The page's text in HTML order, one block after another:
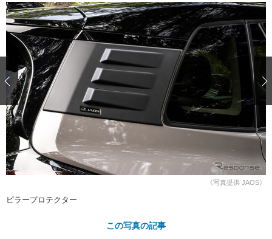
九州 沖縄
注目の記事
ショップレポート 愛車 File
自動車豆知識 ストップ！不具合修理＆粗悪修理
鈑金・塗装
ディテイリング
ディテイリング 洗車
ヘッドライト磨き コーティング
フィルム・ラッピング
鈑金・塗装
小キズ直し 防錆
特集記事
ストップ 不具合修理＆粗悪修理
カーメーカー「旧車」関連プロジェ
クト
ショップ紹介
ショップレポート プロショップ検索
レストア
カーメーカー「旧車」関連プロジ
イベント
《写真提供 JAOS》
ピラープロテクター
この写真の記事